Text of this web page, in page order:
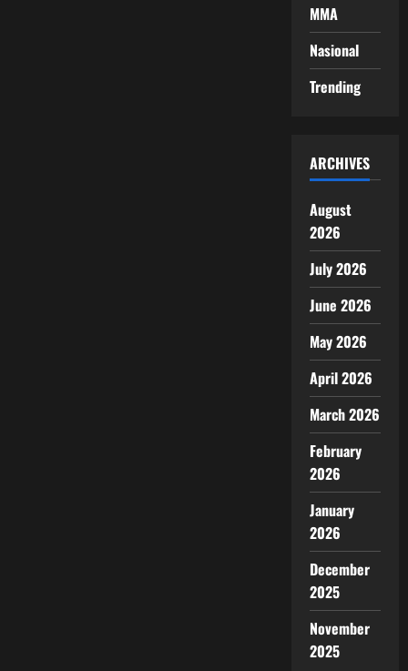
MMA
Nasional
Trending
ARCHIVES
August
2026
July 2026
June 2026
May 2026
April 2026
March 2026
February
2026
January
2026
December
2025
November
2025